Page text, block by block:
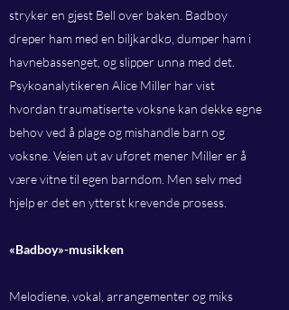
stryker en gjest Bell over baken. Badboy
dreper ham med en biljkardkø, dumper ham i
havnebassenget, og slipper unna med det.
Psykoanalytikeren Alice Miller har vist
hvordan traumatiserte voksne kan dekke egne
behov ved å plage og mishandle barn og
voksne. Veien ut av uføret mener Miller er å
være vitne til egen barndom. Men selv med
hjelp er det en ytterst krevende prosess.
«Badboy»-musikken
Melodiene, vokal, arrangementer og miks